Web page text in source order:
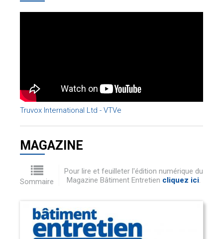
Truvox International Ltd - VTVe
MAGAZINE
Sommaire
Pour lire et feuilleter l'édition numérique du
Magazine Bâtiment Entretien cliquez ici.